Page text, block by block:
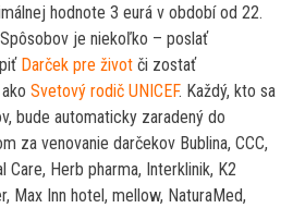
hodnote 3 eurá v období od 22.
je niekoľko – poslať
Darček pre život či zostať
Svetový rodič UNICEF. Každý, kto sa
bude automaticky zaradený do
za venovanie darčekov Bublina, CCC,
Care, Herb pharma, Interklinik, K2
Max Inn hotel, mellow, NaturaMed,